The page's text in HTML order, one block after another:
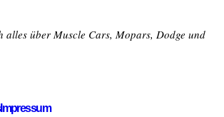
über Muscle Cars, Mopars, Dodge und
Impressum